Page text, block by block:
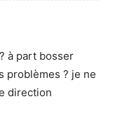
à part bosser
problèmes ? je ne
direction